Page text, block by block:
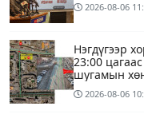
2026-08-06
Нэгдүгээр
23:00
шугамын
2026-08-06